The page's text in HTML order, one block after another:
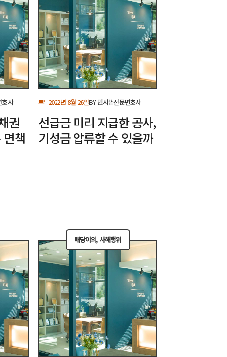
호사
권
면책
2022년 8월 26일BY민사법전문변호사
선급금 미리 지급한 공사,
기성금 압류할 수 있을까
배당이의,사해행위